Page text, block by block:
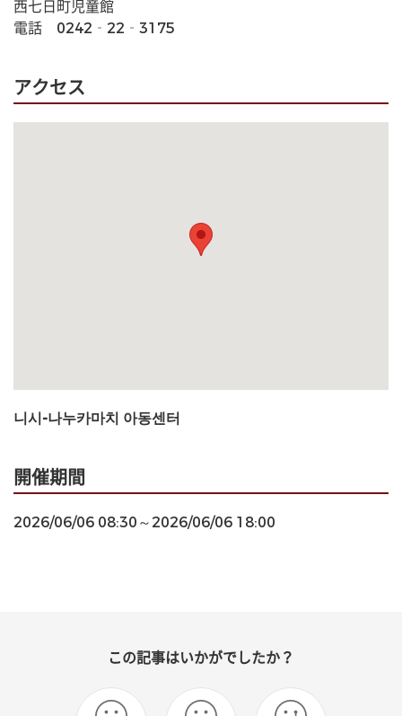
西七日町児童館
電話　0242‐22‐3175
アクセス
니시-나누카마치 아동센터
開催期間
2026/06/06 08:30～2026/06/06 18:00
この記事はいかがでしたか？